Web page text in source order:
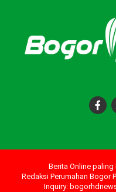
Berita Online paling
Redaksi Perumahan Bogor
Inquiry: